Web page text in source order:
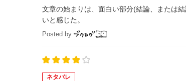
文章の始まりは、面白い部分(結論、または
いと感じた。
Posted by
ネタバレ